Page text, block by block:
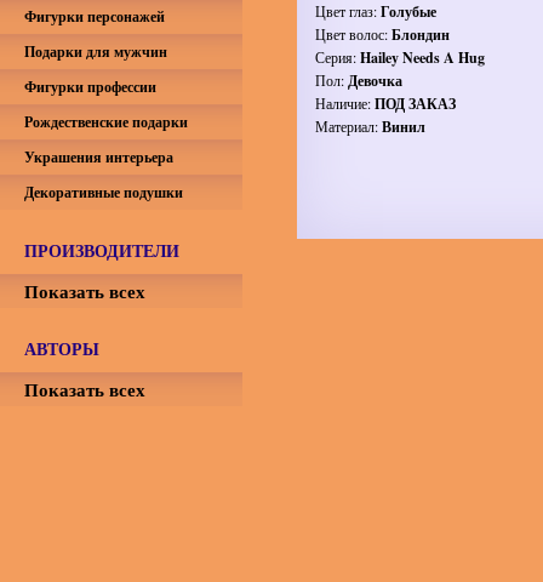
Цвет глаз:Голубые
Цвет волос:Блондин
Серия:Hailey Needs A Hug
Пол:Девочка
Наличие:ПОД ЗАКАЗ
Материал:Винил
Фигурки персонажей
Подарки для мужчин
Фигурки профессии
Рождественские подарки
Украшения интерьера
Декоративные подушки
ПРОИЗВОДИТЕЛИ
Показать всех
АВТОРЫ
Показать всех